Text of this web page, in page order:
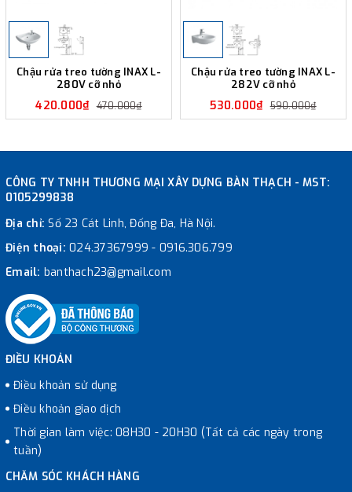
Chậu rửa treo tường INAX L-
280V cỡ nhỏ
420.000₫ 470.000₫
Chậu rửa treo tường INAX L-
282V cỡ nhỏ
530.000₫ 590.000₫
CÔNG TY TNHH THƯƠNG MẠI XÂY DỰNG BÀN THẠCH - MST:
0105299838
Địa chỉ:Số 23 Cát Linh, Đống Đa, Hà Nội.
Điện thoại: 024.37367999 - 0916.306.799
Email: banthach23@gmail.com
ĐIỀU KHOẢN
Điều khoản sử dụng
Điều khoản giao dịch
Thời gian làm việc: 08H30 - 20H30 (Tất cả các ngày trong
tuần)
CHĂM SÓC KHÁCH HÀNG